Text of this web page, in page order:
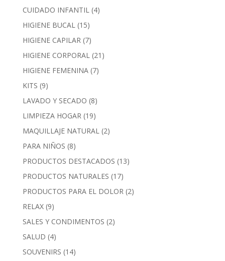
CUIDADO INFANTIL (4)
HIGIENE BUCAL (15)
HIGIENE CAPILAR (7)
HIGIENE CORPORAL (21)
HIGIENE FEMENINA (7)
KITS (9)
LAVADO Y SECADO (8)
LIMPIEZA HOGAR (19)
MAQUILLAJE NATURAL (2)
PARA NIÑOS (8)
PRODUCTOS DESTACADOS (13)
PRODUCTOS NATURALES (17)
PRODUCTOS PARA EL DOLOR (2)
RELAX (9)
SALES Y CONDIMENTOS (2)
SALUD (4)
SOUVENIRS (14)